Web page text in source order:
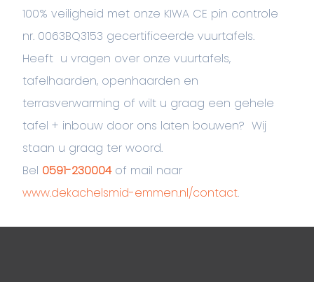
100% veiligheid met onze KIWA CE pin controle
nr. 0063BQ3153 gecertificeerde vuurtafels.
Heeft u vragen over onze vuurtafels,
tafelhaarden, openhaarden en
terrasverwarming of wilt u graag een gehele
tafel + inbouw door ons laten bouwen? Wij
staan u graag ter woord.
Bel 0591-230004of mail naar
www.dekachelsmid-emmen.nl/contact.